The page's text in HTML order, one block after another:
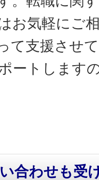
お気軽にご
て支援させ
ートします
合わせも受